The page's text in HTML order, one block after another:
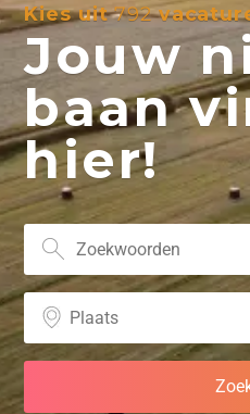
Kies uit792
Jouw
baan
hier!